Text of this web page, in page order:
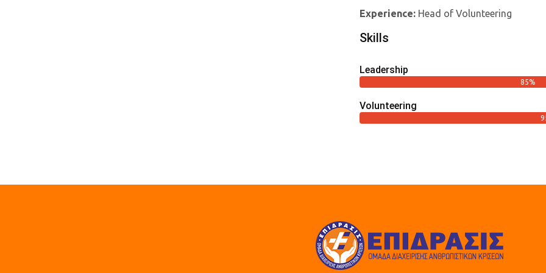
Experience:Head of Volunteering
Skills
Leadership
85%
Volunteering